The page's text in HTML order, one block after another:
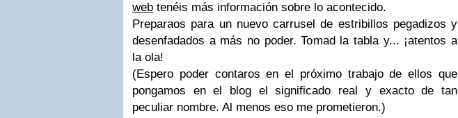
web tenéis más información sobre lo acontecido.
Preparaos para un nuevo carrusel de estribillos pegadizos y
desenfadados a más no poder. Tomad la tabla y... ¡atentos a
la ola!
(Espero poder contaros en el próximo trabajo de ellos que
pongamos en el blog el significado real y exacto de tan
peculiar nombre. Al menos eso me prometieron.)